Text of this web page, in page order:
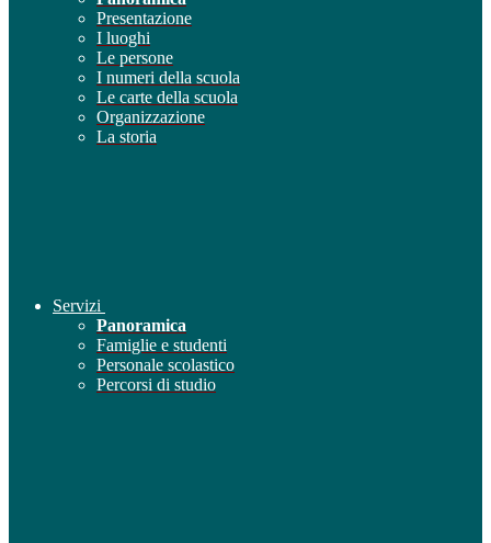
Presentazione
I luoghi
Le persone
I numeri della scuola
Le carte della scuola
Organizzazione
La storia
Servizi
Panoramica
Famiglie e studenti
Personale scolastico
Percorsi di studio